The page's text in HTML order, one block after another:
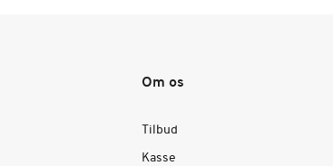
Om os
Tilbud
Kasse